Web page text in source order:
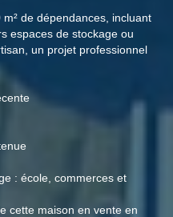
de dépendances, incluant
espaces de stockage ou
un projet professionnel
: école, commerces et
cette maison en vente en